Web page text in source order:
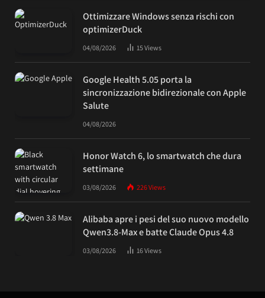
Ottimizzare Windows senza rischi con
optimizerDuck
04/08/2026 15Views
Google Health 5.05 porta la
sincronizzazione bidirezionale con Apple
Salute
04/08/2026
Honor Watch 6, lo smartwatch che dura
settimane
03/08/2026 226Views
Alibaba apre i pesi del suo nuovo modello
Qwen3.8-Max e batte Claude Opus 4.8
03/08/2026 16Views